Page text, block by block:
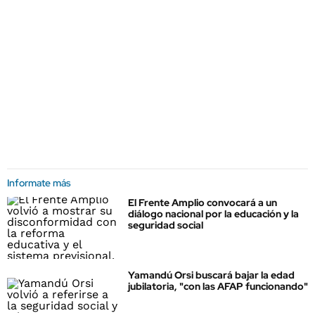
Informate más
El Frente Amplio convocará a un
diálogo nacional por la educación y la
seguridad social
Yamandú Orsi buscará bajar la edad
jubilatoria, "con las AFAP funcionando"